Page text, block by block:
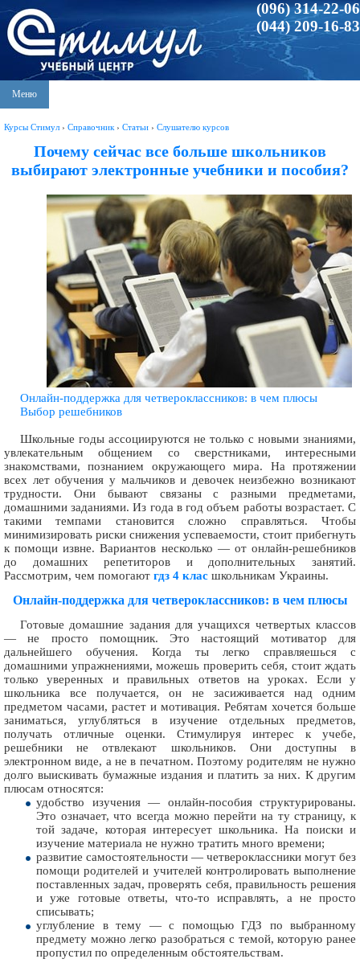
(096) 314-22-06
(044) 209-16-83
Меню
Курсы Стимул › Справочник › Статьи › Слушателю курсов
Почему сейчас все больше школьников
выбирают электронные учебники и пособия?
Онлайн-поддержка для четвероклассников: в чем плюсы
Выбор решебников
Школьные годы ассоциируются не только с новыми знаниями,
увлекательным общением со сверстниками, интересными
знакомствами, познанием окружающего мира. На протяжении
всех лет обучения у мальчиков и девочек неизбежно возникают
трудности. Они бывают связаны с разными предметами,
домашними заданиями. Из года в год объем работы возрастает. С
такими темпами становится сложно справляться. Чтобы
минимизировать риски снижения успеваемости, стоит прибегнуть
к помощи извне. Вариантов несколько — от онлайн-решебников
до домашних репетиторов и дополнительных занятий.
Рассмотрим, чем помогают гдз 4 клас школьникам Украины.
Онлайн-поддержка для четвероклассников: в чем плюсы
Готовые домашние задания для учащихся четвертых классов
— не просто помощник. Это настоящий мотиватор для
дальнейшего обучения. Когда ты легко справляешься с
домашними упражнениями, можешь проверить себя, стоит ждать
только уверенных и правильных ответов на уроках. Если у
школьника все получается, он не засиживается над одним
предметом часами, растет и мотивация. Ребятам хочется больше
заниматься, углубляться в изучение отдельных предметов,
получать отличные оценки. Стимулируя интерес к учебе,
решебники не отвлекают школьников. Они доступны в
электронном виде, а не в печатном. Поэтому родителям не нужно
долго выискивать бумажные издания и платить за них. К другим
плюсам относятся:
удобство изучения — онлайн-пособия структурированы.
Это означает, что всегда можно перейти на ту страницу, к
той задаче, которая интересует школьника. На поиски и
изучение материала не нужно тратить много времени;
развитие самостоятельности — четвероклассники могут без
помощи родителей и учителей контролировать выполнение
поставленных задач, проверять себя, правильность решения
и уже готовые ответы, что-то исправлять, а не просто
списывать;
углубление в тему — с помощью ГДЗ по выбранному
предмету можно легко разобраться с темой, которую ранее
пропустил по определенным обстоятельствам.